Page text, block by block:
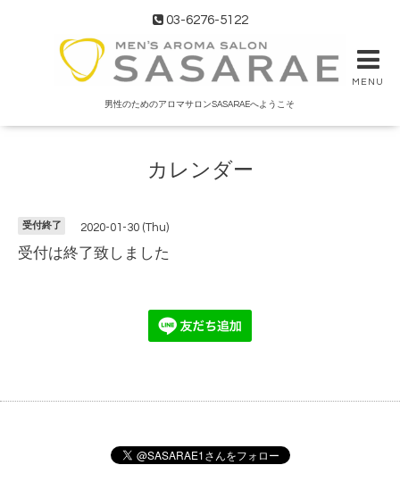
03-6276-5122
MENU
男性のためのアロマサロンSASARAEへようこそ
カレンダー
受付終了 2020-01-30 (Thu)
受付は終了致しました